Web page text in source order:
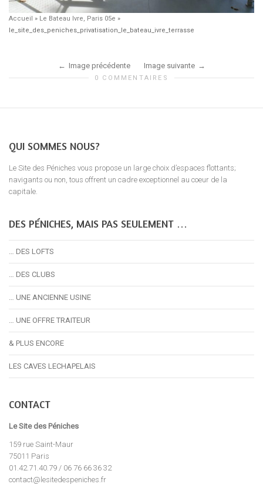
Accueil » Le Bateau Ivre, Paris 05e »
le_site_des_peniches_privatisation_le_bateau_ivre_terrasse
Image précédente Image suivante
0 COMMENTAIRES
QUI SOMMES NOUS?
Le Site des Péniches vous propose un large choix d’espaces flottants;
navigants ou non, tous offrent un cadre exceptionnel au coeur de la
capitale.
DES PÉNICHES, MAIS PAS SEULEMENT …
… DES LOFTS
… DES CLUBS
… UNE ANCIENNE USINE
… UNE OFFRE TRAITEUR
& PLUS ENCORE
LES CAVES LECHAPELAIS
CONTACT
Le Site des Péniches
159 rue Saint-Maur
75011 Paris
01.42.71.40.79 / 06 76 66 36 32
contact@lesitedespeniches.fr